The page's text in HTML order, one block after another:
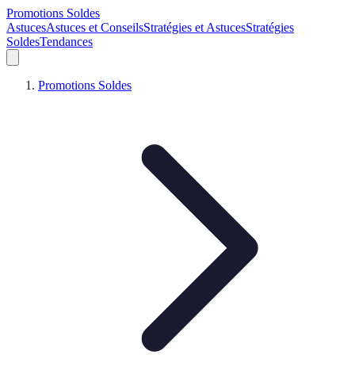
Promotions Soldes
AstucesAstuces et ConseilsStratégies et AstucesStratégies
SoldesTendances
Promotions Soldes